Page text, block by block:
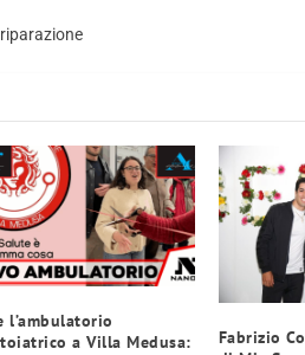
l’ambulatorio
a Villa Medusa:
Fabrizio